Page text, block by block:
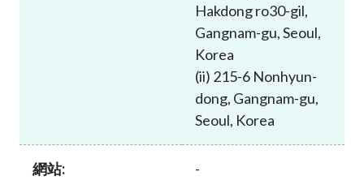
Hakdong ro30-gil,
Gangnam-gu, Seoul,
Korea
(ii) 215-6 Nonhyun-
dong, Gangnam-gu,
Seoul, Korea
網站: -